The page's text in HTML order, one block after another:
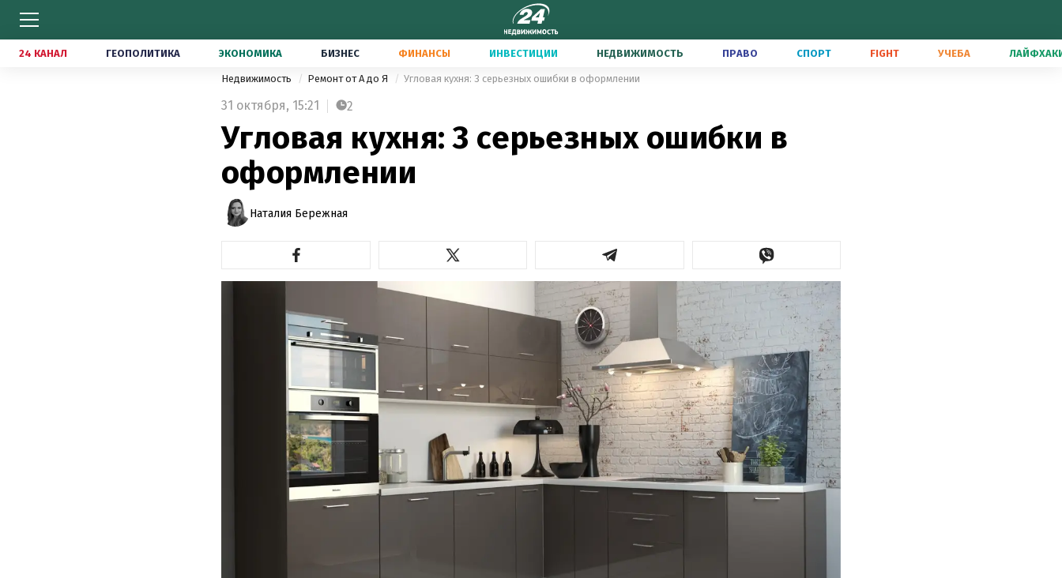
24 КАНАЛ ГЕОПОЛИТИКА ЭКОНОМИКА БИЗНЕС ФИНАНСЫ ИНВЕСТИЦИИ НЕДВИЖИМОСТЬ ПРАВО СПОРТ FIGHT УЧЕБА
Недвижимость Ремонт от А до Я Угловая кухня: 3 серьезных ошибки в оформлении
31 октября, 15:21 2
Угловая кухня: 3 серьезных ошибки в
оформлении
Наталия Бережная